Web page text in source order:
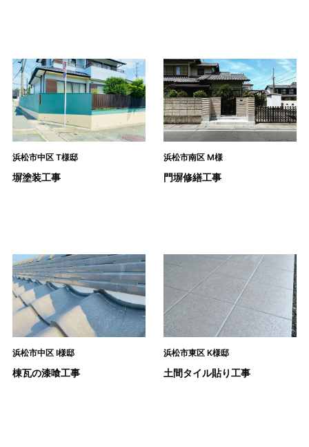
浜松市中区 T様邸
塀塗装工事
浜松市南区 M様
門塀修繕工事
浜松市中区 I様邸
棟瓦の漆喰工事
浜松市東区 K様邸
土間タイル貼り工事